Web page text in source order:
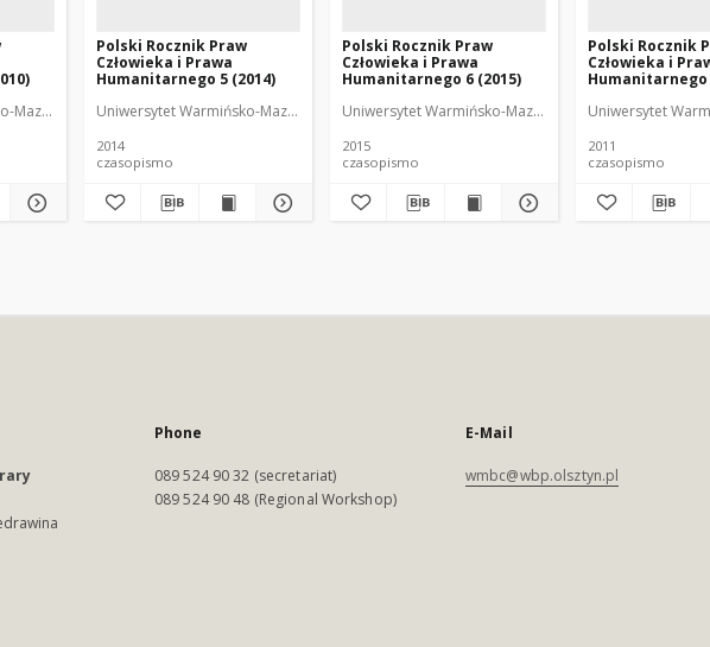
Mazurski (Olsztyn). Katedra Praw Człowieka i Prawa Europejskiego
Polski Rocznik Praw
Człowieka i Prawa
Humanitarnego 5 (2014)
Uniwersytet Warmińsko-Mazurski (Olsztyn). Katedra Praw Człowieka i Prawa Europejskiego
2014
czasopismo
Polski Rocznik Praw
Człowieka i Prawa
Humanitarnego 6 (2015)
Uniwersytet Warmińsko-Mazurski (Olsztyn). Katedra
2015
czasopismo
Polski Rocznik
Człowieka i
Humanitarnego
Uniwersytet
2011
czasopismo
Phone
089 524 90 32 (secretariat)
089 524 90 48 (Regional Workshop)
E-Mail
wmbc@wbp.olsztyn.pl